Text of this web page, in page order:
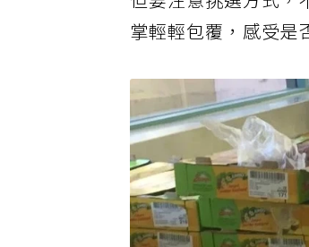
但要注意挑選方式，
掌輕輕包覆，感受是